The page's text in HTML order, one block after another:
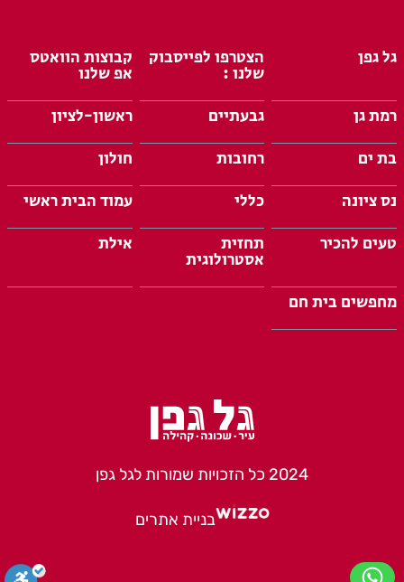
גל גפן הצטרפו לפייסבוק
שלנו :
קבוצות הוואטס
אפ שלנו
רמת גן
גבעתיים
ראשון-לציון
בת ים
רחובות
חולון
נס ציונה
כללי
עמוד הבית ראשי
טעים להכיר
תחזית
אסטרולוגית
אילת
מחפשים בית חם
2024 כל הזכויות שמורות לגל גפן
בניית אתרים